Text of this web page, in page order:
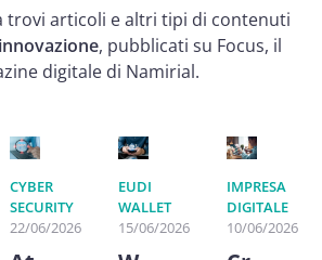
trovi articoli e altri tipi di contenuti
innovazione, pubblicati su Focus, il
digitale di Namirial.
CYBER
SECURITY
22/06/2026
EUDI
WALLET
15/06/2026
IMPRESA
DIGITALE
10/06/2026